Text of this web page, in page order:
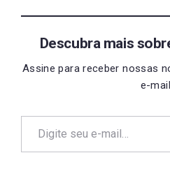
Descubra mais
Assine para receber nossas
e-
Digite seu e-mail…